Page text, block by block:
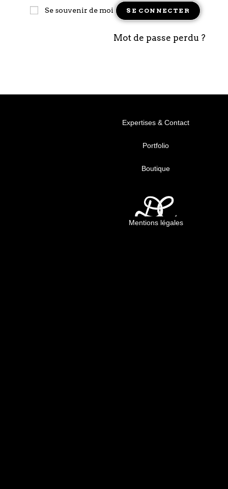
Se souvenir de moi SE CONNECTER
Mot de passe perdu ?
Expertises & Contact
Portfolio
Boutique
Mentions légales